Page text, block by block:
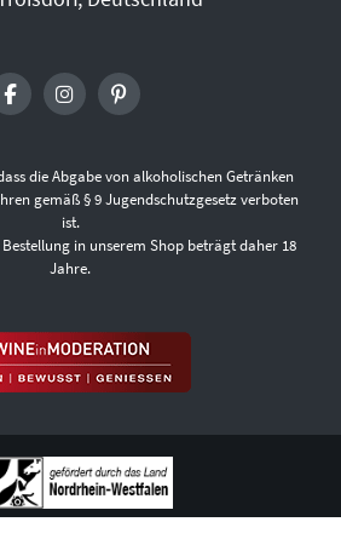
die Abgabe von alkoholischen Getränken
gemäß § 9 Jugendschutzgesetz verboten
ist.
in unserem Shop beträgt daher 18
Jahre.